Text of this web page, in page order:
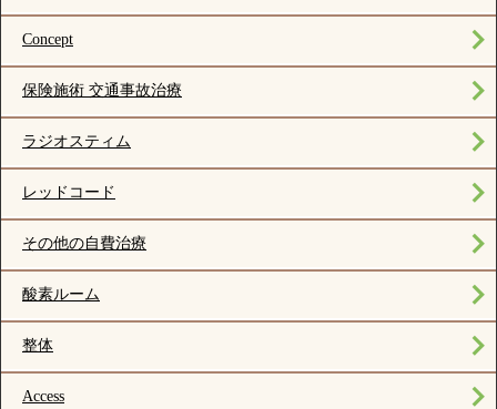
Concept
保険施術 交通事故治療
ラジオスティム
レッドコード
その他の自費治療
酸素ルーム
整体
Access